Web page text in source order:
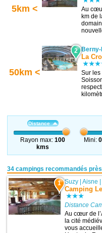
5km <
Au
km de
50km <
2
La
Sur les
Distance
Rayon max:100
kms
Mini:
34 campings recommandés
1 Suzy |Aisne |
Camping
Distance
Au cœur de
la cité
vous